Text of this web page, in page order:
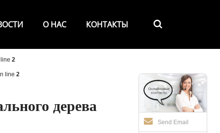
О НАС КОНТАКТЫ 
Send Email
2
line 2
дерева